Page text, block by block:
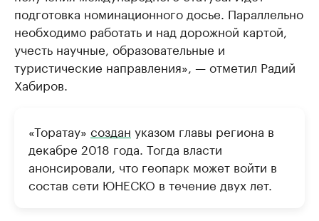
подготовка номинационного досье. Параллельно
необходимо работать и над дорожной картой,
учесть научные, образовательные и
туристические направления», — отметил Радий
Хабиров.
«Торатау» создан указом главы региона в
декабре 2018 года. Тогда власти
анонсировали, что геопарк может войти в
состав сети ЮНЕСКО в течение двух лет.